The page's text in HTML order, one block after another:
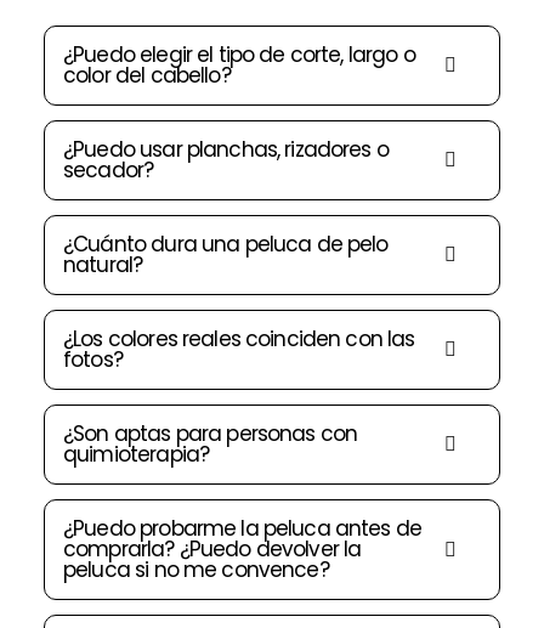
¿Puedo elegir el tipo de corte, largo o
color del cabello?
¿Puedo usar planchas, rizadores o
secador?
¿Cuánto dura una peluca de pelo
natural?
¿Los colores reales coinciden con las
fotos?
¿Son aptas para personas con
quimioterapia?
¿Puedo probarme la peluca antes de
comprarla? ¿Puedo devolver la
peluca si no me convence?